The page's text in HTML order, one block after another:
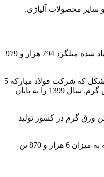
است. به این صورت که تسمه و کلاف آلیاژی – مهندسی به مقدار 34 هزار و 666 تن. چهارگوش و سایر محصولات آلیاژی. –
فولاد خراسان به عنوان بزرگترین تولید کننده فولاد در شرق کشور توانسته. تولید میلگرد به مقدار 499 هزار و 721 تن را در پایان سال 1399، به ثبت برساند. فولاد کویر نیز در مدت یاد شده میلگرد 794 هزار و 979
گروه فولاد مبارکه نیز در 2 شرکت فولاد مبارکه و فولاد سبا توانسته است. طی مدت 12 ماهه سال 1399 در زمینه تولید ورق سرد و ورق گرم رکوردهایی را به ثبت برساند. به این شکل که شرکت فولاد مبارکه 5
میلیون و 178 هزار و 343 تن ورق گرم. و یک میلیون و 591 هزار و 448 تن ورق سرد تولید کرده است. همچنین فولاد سبا نیز در این مدت با تولید یک میلیون و 263 هزار و 119 تن ورق گرم. سال 1399 را به پایان
شرکت فولاد مبارکه و فولاد سبا، شرکت نورد و لوله اهواز. نیز در 12 ماهه سال 1399 توانسته 478 هزار تن ورق گرم تولید کند. بنابراین مجموع 6 میلیون و 919 هزار و 462 تن ورق گرم در کشور تولید
گروه ملی صنعتی فولاد ایران در سبد محصولات تولیدی خود طی سال 1399 توانسته. تیرآهن به میزان 65 هزار و 594 تن، میلگرد 170 هزار و 454 تن، کلاف. 28 هزار و 129 تن و لوله به میزان 6 هزار و 870 تن